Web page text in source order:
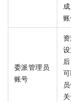
委派管理员
账号